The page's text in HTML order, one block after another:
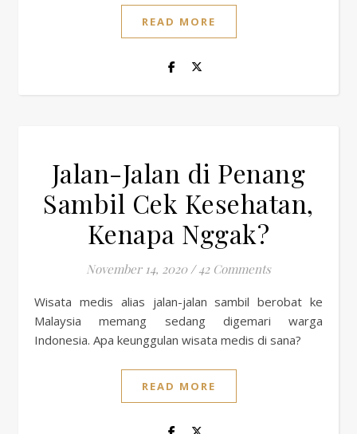
READ MORE
Jalan-Jalan di Penang
Sambil Cek Kesehatan,
Kenapa Nggak?
November 14, 2020 / 42 Comments
Wisata medis alias jalan-jalan sambil berobat ke
Malaysia memang sedang digemari warga
Indonesia. Apa keunggulan wisata medis di sana?
READ MORE